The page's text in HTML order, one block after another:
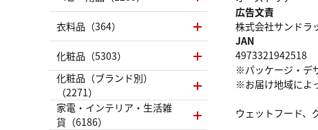
広告文責
株式会社サンドラ
JAN
4973321942518
※パッケージ・デ
※お届け地域によ
ウェットフード、
衣料品（364）
化粧品（5303）
化粧品（ブランド別）
（2271）
家電・インテリア・生活雑
貨（6186）